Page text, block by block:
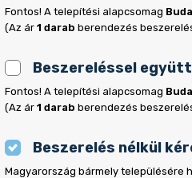
Fontos! A telepítési alapcsomag
(Az ár 1 darab berendezés
Beszereléssel
Fontos! A telepítési alapcsomag
(Az ár 1 darab berendezés
Beszerelés nélkül
Magyarország bármely településére